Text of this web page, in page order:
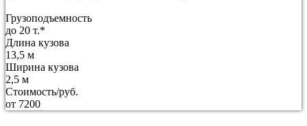
Грузоподъемность
до 20 т.*
Длина кузова
13,5 м
Ширина кузова
2,5 м
Стоимость/руб.
от 7200